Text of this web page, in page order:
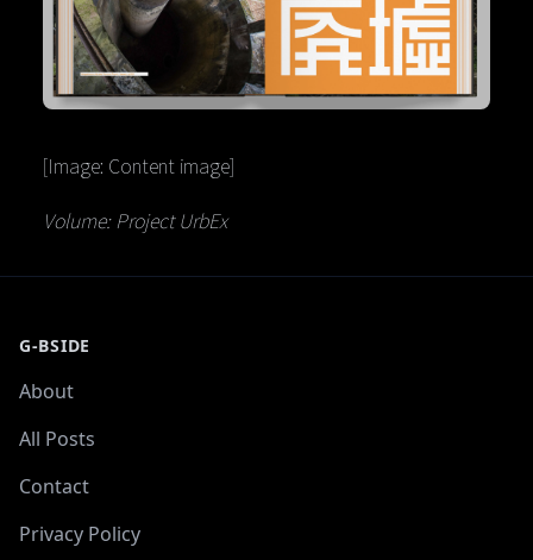
[Image: Content image]
Volume: Project UrbEx
G-BSIDE
About
All Posts
Contact
Privacy Policy